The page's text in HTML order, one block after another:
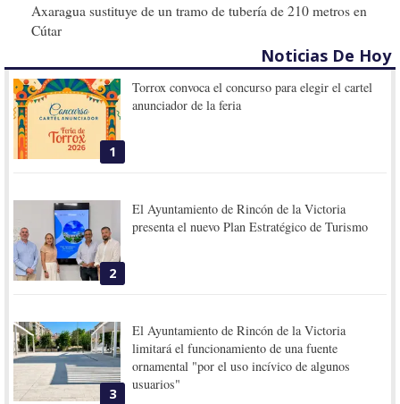
Axaragua sustituye de un tramo de tubería de 210 metros en
Cútar
Noticias De Hoy
1
Torrox convoca el concurso para elegir el cartel
anunciador de la feria
2
El Ayuntamiento de Rincón de la Victoria
presenta el nuevo Plan Estratégico de Turismo
3
El Ayuntamiento de Rincón de la Victoria
limitará el funcionamiento de una fuente
ornamental "por el uso incívico de algunos
usuarios"